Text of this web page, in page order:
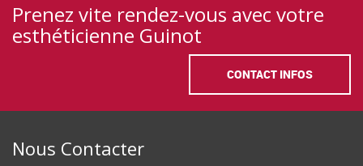
Prenez vite rendez-vous avec votre
esthéticienne Guinot
CONTACT INFOS
Nous Contacter